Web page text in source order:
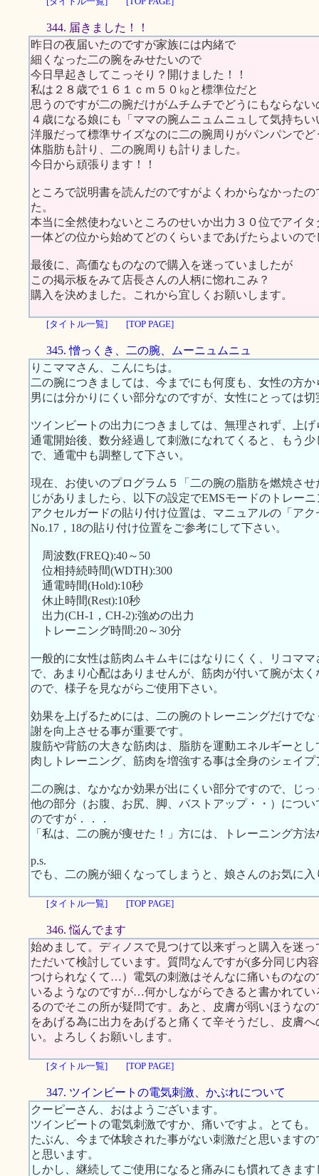
344. 届きました！！
昨日の夜届いたのですが家族には内緒で
細くなった二の腕をみせたいので
今日早起きしてこっそり？開けました！！
私は２８歳で１６１ｃｍ５０㎏と標準位だと
思うのですが二の腕だけがムチムチでどうにもならない
４歳になる娘にも「ママの腕ムニュムニュして気持ち
洋服だって標準サイズなのに二の腕周りがパンパンで
体脂肪も計り、二の腕周りも計りました。
今日から頑張ります！！
ところで説明書を読んだのですがよくわからなかった
た。
本当に全然使わないところのせいか出力３０位でアイ
一体どの位から始めてどのくらいまであげたらよいので
最後に、高価なものなので購入を迷っていましたが
この掲示板をみて店長さんの人柄に惚れこみ？
購入を決めました。これから宜しくお願いします。
[タイトル一覧] [TOP PAGE]
345. 憎っくき、二の腕、ムーニュムニュ
りこママさん、こんにちは。
二の腕につきましては、今までにも何度も、女性の方
男には分かりにくい部分なのですが、女性にとっては
ツインビートの出力につきましては、無理されず、上
通電開始後、数分経過して刺激になれてくると、もう
で、通電中も調整して下さい。
現在、お使いのプログラム５「二の腕の脂肪を燃焼さ
じがありましたら、以下の設定でEMSモードのトレー
アクセルガードの貼り付け位置は、マニュアルの「ア
No.17，18の貼り付け位置をご参考にして下さい。
周波数(FREQ):40～50
位相持続時間(WDTH):300
通電時間(Hold):10秒
休止時間(Rest):10秒
出力(CH-1，CH-2):強めの出力
トレーニング時間:20～30分
一般的に女性は筋肉ムキムキにはなりにくく、リコマ
で、あまり心配はありませんが、筋肉が付いて腕が太
ので、様子を見ながらご使用下さい。
効果を上げるためには、二の腕のトレーニングだけで
謝を向上させる事が重要です。
腹筋や背筋の大きな筋肉は、脂肪を運動エネルギーと
肉しトレーニング、筋肉を増強する事は全身のシェイ
二の腕は、なかなか効果が出にくい部分ですので、じ
他の部分（お腹、お尻、脚、バストアップ・・）につ
のですが．．．
「私は、二の腕が痩せた！」方には、トレーニング方
p.s.
でも、二の腕が細くなってしまうと、娘さんのお気に
[タイトル一覧] [TOP PAGE]
346. 悩んでます
始めまして。ディノスで見つけて以来ずっと購入を迷
ただいて検討しています。質問なんですが(多分同じ内
つけられなくて…）電気の刺激はそんなに痛いものな
いるようなのですが…何かしながらできると書かれて
るのでそこの所が疑問です。あと、皮膚が弱いほうな
をあげる為に出力をあげると痛くて辛そうだし、皮膚
い。よろしくお願いします。
[タイトル一覧] [TOP PAGE]
347. ツインビートの電気刺激、かぶれについて
クーピーさん、おはようございます。
ツインビートの電気刺激ですか、痛いですよ。とても。
たぶん、今まで体験された事がない刺激だと思います
と思います。
しかし、継続してご使用になると痛みにも慣れてきま